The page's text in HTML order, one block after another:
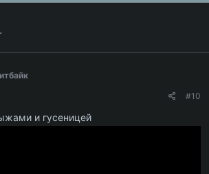
#10
и гусеницей